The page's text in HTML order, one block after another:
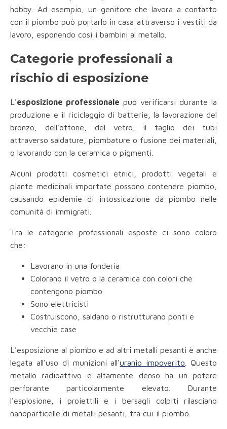
hobby. Ad esempio, un genitore che lavora a contatto
con il piombo può portarlo in casa attraverso i vestiti da
lavoro, esponendo così i bambini al metallo.
Categorie professionali a
rischio di esposizione
L'esposizione professionale può verificarsi durante la
produzione e il riciclaggio di batterie, la lavorazione del
bronzo, dell'ottone, del vetro, il taglio dei tubi
attraverso saldature, piombature o fusione dei materiali,
o lavorando con la ceramica o pigmenti.
Alcuni prodotti cosmetici etnici, prodotti vegetali e
piante medicinali importate possono contenere piombo,
causando epidemie di intossicazione da piombo nelle
comunità di immigrati.
Tra le categorie professionali esposte ci sono coloro
che:
Lavorano in una fonderia
Colorano il vetro o la ceramica con colori che
contengono piombo
Sono elettricisti
Costruiscono, saldano o ristrutturano ponti e
vecchie case
L'esposizione al piombo e ad altri metalli pesanti è anche
legata all'uso di munizioni all'uranio impoverito . Questo
metallo radioattivo e altamente denso ha un potere
perforante particolarmente elevato. Durante
l'esplosione, i proiettili e i bersagli colpiti rilasciano
nanoparticelle di metalli pesanti, tra cui il piombo.